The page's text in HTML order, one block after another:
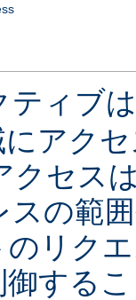
ティブ
アク
クセス
スの範
リク
する